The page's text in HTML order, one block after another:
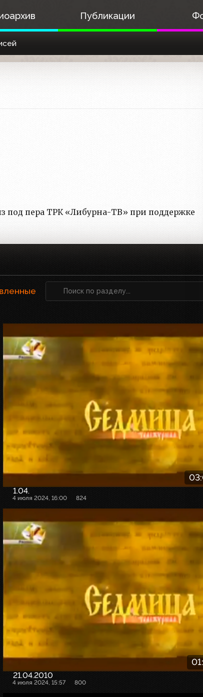
Публикации
под пера ТРК «Либурна-ТВ» при поддержке
1.04.
4 июля 2024, 16:00 824
21.04.2010
4 июля 2024, 15:57 800